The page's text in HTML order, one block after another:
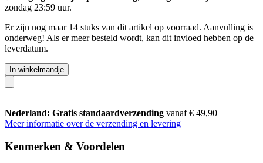
zondag 23:59 uur.
Er zijn nog maar 14 stuks van dit artikel op voorraad. Aanvulling is
onderweg! Als er meer besteld wordt, kan dit invloed hebben op de
leverdatum.
In winkelmandje
Nederland: Gratis standaardverzending vanaf € 49,90
Meer informatie over de verzending en levering
Kenmerken & Voordelen